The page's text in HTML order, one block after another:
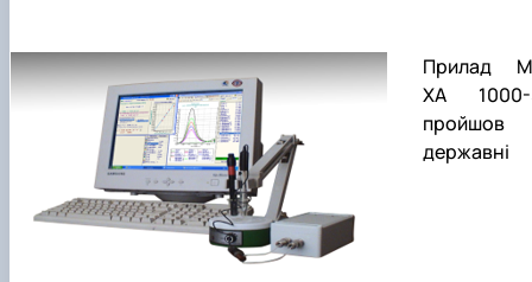
Прилад
ХА 1000-
пройшов
державні